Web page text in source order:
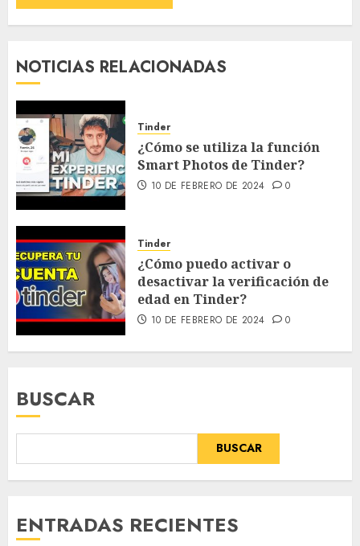
NOTICIAS RELACIONADAS
Tinder
¿Cómo se utiliza la función
Smart Photos de Tinder?
10 DE FEBRERO DE 2024 0
Tinder
¿Cómo puedo activar o
desactivar la verificación de
edad en Tinder?
10 DE FEBRERO DE 2024 0
BUSCAR
BUSCAR
ENTRADAS RECIENTES